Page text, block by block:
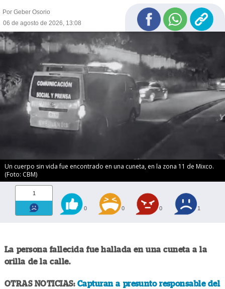
Por Geber Osorio
06 de agosto de 2026, 13:08
Un cuerpo sin vida fue encontrado en una cuneta, en la zona 11 de Mixco.
(Foto: CBM)
1
0 0 0 1
La persona fallecida fue hallada en una cuneta a la
orilla de la calle.
OTRAS NOTICIAS: Capturan a presunto responsable del